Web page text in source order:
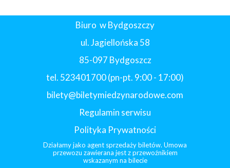
Biuro w Bydgoszczy
ul. Jagiellońska 58
85-097 Bydgoszcz
tel. 523401700 (pn-pt. 9:00 - 17:00)
bilety@biletymiedzynarodowe.com
Regulamin serwisu
Polityka Prywatności
Działamy jako agent sprzedaży biletów. Umowa
przewozu zawierana jest z przewoźnikiem
wskazanym na bilecie